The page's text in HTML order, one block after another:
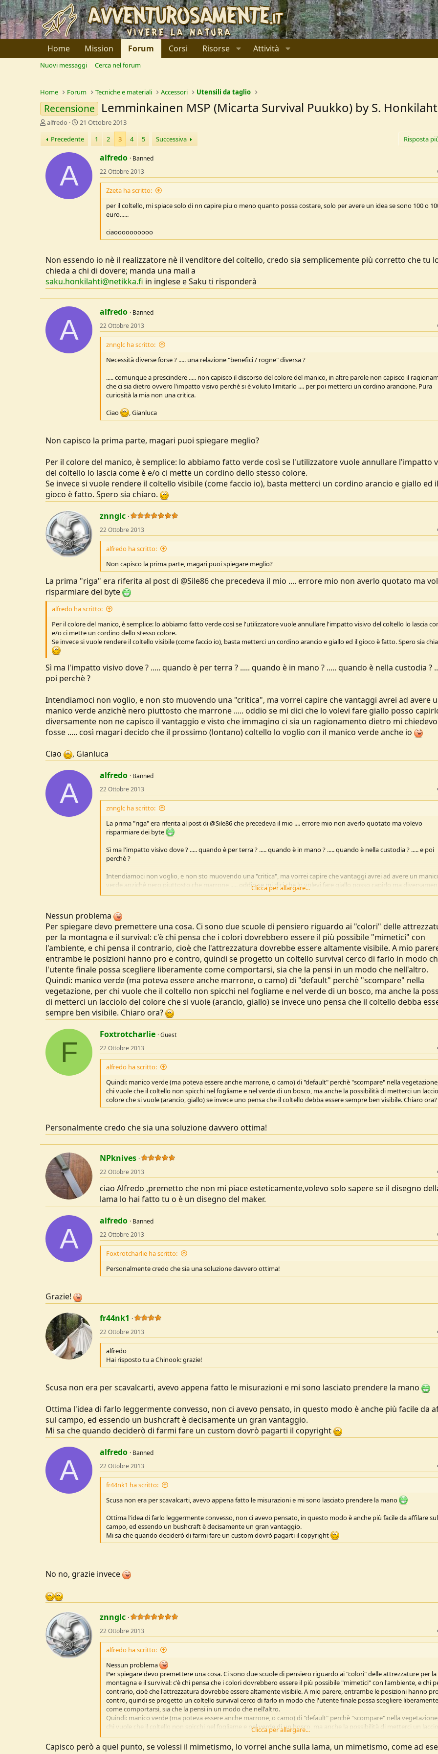
Home Mission Forum Corsi Risorse Attività
Nuovi messaggi Cerca nel forum
Home Forum Tecniche e materiali Accessori Utensili da taglio
Recensione Lemminkainen MSP (Micarta Survival Puukko) by S.
C
e
a
o
e
D
o
n
e
alfredo
D
t
a
d
21 Ottobre 2013
Precedente
1 2 3 4 5 Successiva Risposta
A
alfredo
Banned
22 Ottobre 2013
Zzeta ha scritto:
per il coltello, mi spiace solo di nn capire piu o meno quanto possa costare, solo per avere un idea se sono 100 o
euro......
ciaoooooooooo
Non essendo io nè il realizzatore nè il venditore del coltello, credo sia semplicemente più corretto che tu
chieda a chi di dovere; manda una mail a
saku.honkilahti@netikka.fi in inglese e Saku ti risponderà
A
alfredo
Banned
22 Ottobre 2013
znnglc ha scritto:
Necessità diverse forse ? ..... una relazione "benefici / rogne" diversa ?
..... comunque a prescindere ..... non capisco il discorso del colore del manico, in altre parole non capisco il
che ci sia dietro ovvero l'impatto visivo perchè si è voluto limitarlo .... per poi metterci un cordino arancione. Pura
curiosità la mia non una critica.
Ciao
, Gianluca
Non capisco la prima parte, magari puoi spiegare meglio?
Per il colore del manico, è semplice: lo abbiamo fatto verde così se l'utilizzatore vuole annullare l'impatto
del coltello lo lascia come è e/o ci mette un cordino dello stesso colore.
Se invece si vuole rendere il coltello visibile (come faccio io), basta metterci un cordino arancio e giallo ed il
gioco è fatto. Spero sia chiaro.
znnglc
22 Ottobre 2013
alfredo ha scritto:
Non capisco la prima parte, magari puoi spiegare meglio?
La prima "riga" era riferita al post di @Sile86 che precedeva il mio .... errore mio non averlo quotato ma
risparmiare dei byte
alfredo ha scritto:
Per il colore del manico, è semplice: lo abbiamo fatto verde così se l'utilizzatore vuole annullare l'impatto visivo del coltello lo lascia
e/o ci mette un cordino dello stesso colore.
Se invece si vuole rendere il coltello visibile (come faccio io), basta metterci un cordino arancio e giallo ed il gioco è fatto. Spero sia
Sì ma l'impatto visivo dove ? ..... quando è per terra ? ..... quando è in mano ? ..... quando è nella custodia ?
poi perchè ?
Intendiamoci non voglio, e non sto muovendo una "critica", ma vorrei capire che vantaggi avrei ad avere
manico verde anzichè nero piuttosto che marrone ..... oddio se mi dici che lo volevi fare giallo posso
diversamente non ne capisco il vantaggio e visto che immagino ci sia un ragionamento dietro mi
fosse ..... così magari decido che il prossimo (lontano) coltello lo voglio con il manico verde anche io
Ciao
, Gianluca
A
alfredo
Banned
22 Ottobre 2013
znnglc ha scritto:
La prima "riga" era riferita al post di @Sile86 che precedeva il mio .... errore mio non averlo quotato ma volevo
risparmiare dei byte
Sì ma l'impatto visivo dove ? ..... quando è per terra ? ..... quando è in mano ? ..... quando è nella custodia ? ..... e poi
perchè ?
Intendiamoci non voglio, e non sto muovendo una "critica", ma vorrei capire che vantaggi avrei ad avere un
verde anzichè nero piuttosto che marrone ..... oddio se mi dici che lo volevi fare giallo posso capirlo ma
non ne capisco il vantaggio e visto che immagino ci sia un ragionamento dietro mi chiedevo quale fosse ..... così
Ciao
Clicca per allargare...
Nessun problema
Per spiegare devo premettere una cosa. Ci sono due scuole di pensiero riguardo ai "colori" delle
per la montagna e il survival: c'è chi pensa che i colori dovrebbero essere il più possibile "mimetici" con
l'ambiente, e chi pensa il contrario, cioè che l'attrezzatura dovrebbe essere altamente visibile. A mio
entrambe le posizioni hanno pro e contro, quindi se progetto un coltello survival cerco di farlo in modo
l'utente finale possa scegliere liberamente come comportarsi, sia che la pensi in un modo che nell'altro.
Quindi: manico verde (ma poteva essere anche marrone, o camo) di "default" perchè "scompare" nella
vegetazione, per chi vuole che il coltello non spicchi nel fogliame e nel verde di un bosco, ma anche la
di metterci un lacciolo del colore che si vuole (arancio, giallo) se invece uno pensa che il coltello debba
sempre ben visibile. Chiaro ora?
F
Foxtrotcharlie Guest
22 Ottobre 2013
alfredo ha scritto:
Quindi: manico verde (ma poteva essere anche marrone, o camo) di "default" perchè "scompare" nella
chi vuole che il coltello non spicchi nel fogliame e nel verde di un bosco, ma anche la possibilità di metterci un
colore che si vuole (arancio, giallo) se invece uno pensa che il coltello debba essere sempre ben visibile. Chiaro ora?
Personalmente credo che sia una soluzione davvero ottima!
NPknives
22 Ottobre 2013
ciao Alfredo ,premetto che non mi piace esteticamente,volevo solo sapere se il disegno
lama lo hai fatto tu o è un disegno del maker.
A
alfredo
Banned
22 Ottobre 2013
Foxtrotcharlie ha scritto:
Personalmente credo che sia una soluzione davvero ottima!
Grazie!
fr44nk1
22 Ottobre 2013
alfredo
Hai risposto tu a Chinook: grazie!
Scusa non era per scavalcarti, avevo appena fatto le misurazioni e mi sono lasciato prendere la mano
Ottima l'idea di farlo leggermente convesso, non ci avevo pensato, in questo modo è anche più facile da
sul campo, ed essendo un bushcraft è decisamente un gran vantaggio.
Mi sa che quando deciderò di farmi fare un custom dovrò pagarti il copyright
A
alfredo
Banned
22 Ottobre 2013
fr44nk1 ha scritto:
Scusa non era per scavalcarti, avevo appena fatto le misurazioni e mi sono lasciato prendere la mano
Ottima l'idea di farlo leggermente convesso, non ci avevo pensato, in questo modo è anche più facile da affilare sul
campo, ed essendo un bushcraft è decisamente un gran vantaggio.
Mi sa che quando deciderò di farmi fare un custom dovrò pagarti il copyright
No no, grazie invece
znnglc
22 Ottobre 2013
alfredo ha scritto:
Nessun problema
Per spiegare devo premettere una cosa. Ci sono due scuole di pensiero riguardo ai "colori" delle attrezzature per la
montagna e il survival: c'è chi pensa che i colori dovrebbero essere il più possibile "mimetici" con l'ambiente, e chi
contrario, cioè che l'attrezzatura dovrebbe essere altamente visibile. A mio parere, entrambe le posizioni hanno
contro, quindi se progetto un coltello survival cerco di farlo in modo che l'utente finale possa scegliere liberamente
come comportarsi, sia che la pensi in un modo che nell'altro.
Quindi: manico verde (ma poteva essere anche marrone, o camo) di "default" perchè "scompare" nella
chi vuole che il coltello non spicchi nel fogliame e nel verde di un bosco, ma anche la possibilità di metterci un
colore che si vuole (arancio, giallo) se invece uno pensa che il coltello debba essere sempre ben visibile. Chiaro ora?
Clicca per allargare...
Capisco però a quel punto, se volessi il mimetismo, lo vorrei anche sulla lama, un mimetismo, come ad